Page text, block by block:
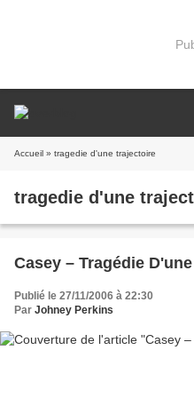
Accueil » tragedie d'une trajectoire
tragedie d'une
Casey – Tragédie
Publié le 27/11/2006 à 22:30
Par Johney Perkins